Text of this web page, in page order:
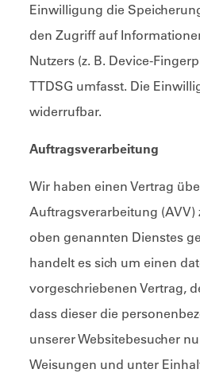
Einwilligung die
den Zugriff auf
Nutzers (z. B. Device-
TTDSG umfasst. Die
widerrufbar.
Auftragsverarbeitung
Wir haben einen Vertrag
Auftragsverarbeitung (AVV)
oben genannten Dienstes
handelt es sich um einen
vorgeschriebenen Vertrag,
dass dieser die
unserer Websitebesucher
Weisungen und unter